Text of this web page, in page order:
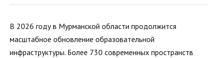
В 2026 году в Мурманской области продолжится
масштабное обновление образовательной
инфраструктуры. Более 730 современных пространств